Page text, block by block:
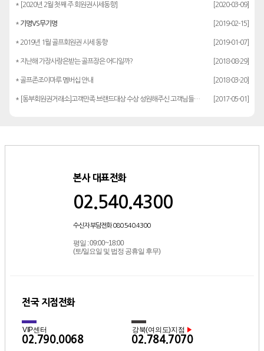
* [2020년 2월 첫째 주 회원권시세동향] [2020-03-09]
* 기명VS무기명 [2019-02-15]
* 2019년 1월 골프회원권 시세 동향 [2019-01-07]
* 지난해 가장사랑은받는 골프장은 어디일까? [2018-08-29]
* 골프존조이마루 멤버십 안내 [2018-03-20]
* [동부회원권거래소]고객만족 브랜드대상 수상 성원해주신 고객님들께 감사드립… [2017-05-01]
본사 대표전화
02.540.4300
수신자 부담전화 080.540.4300
평일 : 09:00~18:00
(토/일요일 및 법정 공휴일 후무)
전국 지점전화
VIP센터
02.790.0068
강북(여의도)지점 ▶
02.784.7070